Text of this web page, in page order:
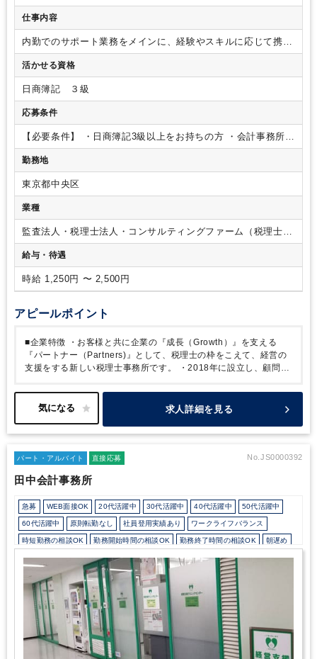
務・一般事務
仕事内容
内勤でのサポート業務をメインに、経験やスキルに応じて携わ
っていただきます。 【具体的な業務内容】・日々の記帳業務
・書類整理・各種データ作成
・来客・電話対応などの庶務業務
(男性20名/女性10名)
ルティング(対クライアント)チーム：1チーム6～8名のチーム
制 × 2チーム・内勤チーム（募集ポジション）∟20代～40代
【ポイント】
・代表は30代のため、考えが柔軟！新しいこと
にも積極的に取り入れる方針です。・代表のお人柄もお話し
やすく、事務所の雰囲気も穏やかです。仕事と休憩時間のメリ
ています。・ITリテラシーも高く、ペーパーレスはあたりま
えのこと、お客様もIT業界に強みを持っています。
数や勤務時間は週15時間を目安に、スキルやご経験をもとに柔
軟にご相談いただけます。 ※在宅勤務制度習熟度に合わせた
昇格試験をクリアのち、可能となります。
活かせる資格
日商簿記 ３級
応募条件
【必要条件】 ・日商簿記3級以上をお持ちの方 ・会計事務所で
のご就業経験がある方（弥生会計、マネーフォワード、freee
等会計ソフトの仕様経験がある方）
PCスキル（Word／Excel）をお持ちの方
勤務地
東京都中央区
業種
監査法人・税理士法人・コンサルティングファーム（税理士法
人）
給与・待遇
時給 1,250円 〜 2,500円
アピールポイント
■企業特徴 ・お客様と共に企業の『成長（Growth）』を支える
『パートナー（Partners)』として、税理士の枠をこえて、経営の
支援をする新しい税理士事務所です。
・2018年に設立し、顧問数
務を限りなく効率化しております。クライアント数は年々伸びてお
り、今年度はM&A部門、来年度は企業再生部門など事業拡大に伴
案件を入れると700社～800社近く、業種業界は様々になります。
けでなく、例えば、クライアント同士を繋げたり、優秀な経営者の
長していこうという「成長支援」を掲げております。
増加となっており、成長中の税理士法人です。
求人詳細を見る
パート・アルバイト 直接応募 No.JS0000392
田中会計事務所
急募 WEB面接OK 20代活躍中 30代活躍中 40代活躍中 50代活躍中
60代活躍中 原則転勤なし 社員登用実績あり ワークライフバランス
時短勤務の相談OK 勤務開始時間の相談OK 勤務終了時間の相談OK 朝遅め
10時以降出社OK 定時早め 16時以前退社OK フルタイム 時短OK
1日7時間未満勤務OK 9時30分出社OK 駅から徒歩5分以内 駅直結
休憩室あり 社内システム等のOJT 業務手順等のOJT 土日祝休み
完全週休2日制 EXCELのスキルが活かせる 弥生会計 freee